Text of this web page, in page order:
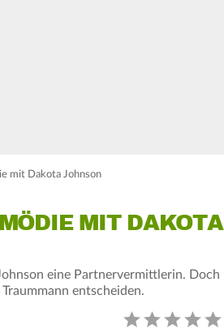
mit Dakota Johnson
MIT DAKOTA
eine Partnervermittlerin. Doch
entscheiden.